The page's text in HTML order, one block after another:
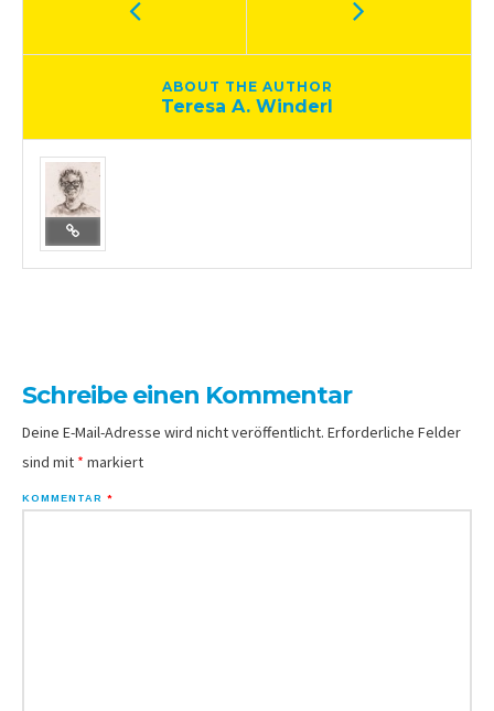
ABOUT THE AUTHOR
Teresa A. Winderl
Schreibe einen Kommentar
Deine E-Mail-Adresse wird nicht veröffentlicht. Erforderliche Felder
sind mit * markiert
KOMMENTAR *